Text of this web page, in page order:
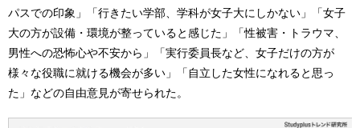
パスでの印象」「行きたい学部、学科が女子大にしかない」「女子
大の方が設備・環境が整っていると感じた」「性被害・トラウマ、
男性への恐怖心や不安から」「実行委員長など、女子だけの方が
様々な役職に就ける機会が多い」「自立した女性になれると思っ
た」などの自由意見が寄せられた。